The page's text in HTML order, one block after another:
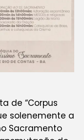
de “Corpus
solenemente a
Sacramento